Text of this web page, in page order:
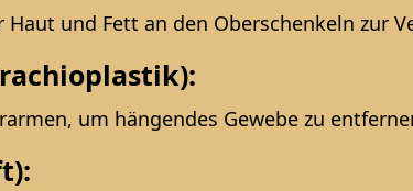
und Fett an den Oberschenkeln zur
um hängendes Gewebe zu